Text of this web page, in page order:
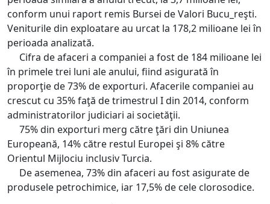
conform unui raport remis Bursei de Valori Bucu_reşti.
Veniturile din exploatare au urcat la 178,2 milioane lei în
perioada analizată.
Cifra de afaceri a companiei a fost de 184 milioane lei
în primele trei luni ale anului, fiind asigurată în
proporţie de 73% de exporturi. Afacerile companiei au
crescut cu 35% faţă de trimestrul I din 2014, conform
administratorilor judiciari ai societăţii.
75% din exporturi merg către ţări din Uniunea
Europeană, 14% către restul Europei şi 8% către
Orientul Mijlociu inclusiv Turcia.
De asemenea, 73% din afaceri au fost asigurate de
produsele petrochimice, iar 17,5% de cele clorosodice.